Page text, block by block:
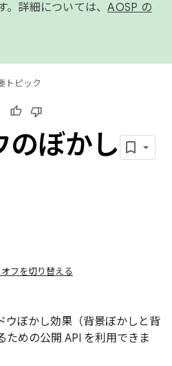
。詳細については、AOSP の
トピック
のぼかし
フを切り替える
ウぼかし効果（背景ぼかしと背
ための公開 API を利用できま